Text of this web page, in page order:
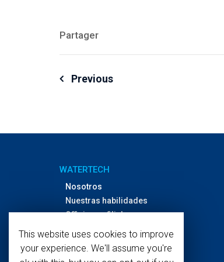
Partager
Navegación
entradas
Previous
WATERTECH
Nosotros
Nuestras habilidades
Officinas y filiales
This website uses cookies to improve
your experience. We'll assume you're